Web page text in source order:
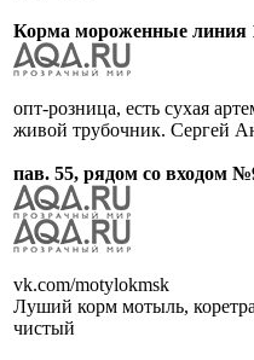
Корма мороженные линия
опт-розница, есть сухая
живой трубочник. Сергей
пав. 55, рядом со входом
vk.com/motylokmsk
Луший корм мотыль,
чистый